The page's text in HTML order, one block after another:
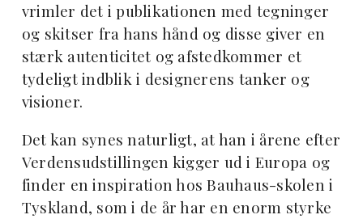
vrimler det i publikationen med tegninger
og skitser fra hans hånd og disse giver en
stærk autenticitet og afstedkommer et
tydeligt indblik i designerens tanker og
visioner.
Det kan synes naturligt, at han i årene efter
Verdensudstillingen kigger ud i Europa og
finder en inspiration hos Bauhaus-skolen i
Tyskland, som i de år har en enorm styrke